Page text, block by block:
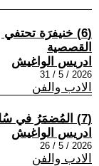
(6) خنيفرَة
القصصية
ادريس الواغيش
2026 / 5 / 31
الادب والفن
(7) المُضمَرُ في سُلوك الحُكومَة: منكُم.. ليهُم...!!
ادريس الواغيش
2026 / 5 / 26
الادب والفن